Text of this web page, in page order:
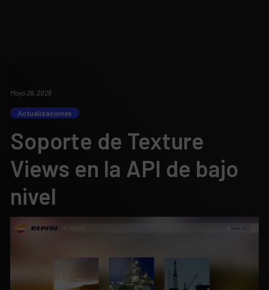
Mayo 26, 2026
Actualizaciones
Soporte de Texture
Views en la API de bajo
nivel